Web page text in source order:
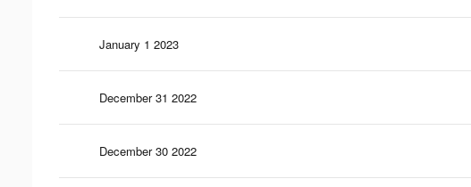
January 1 2023
December 31 2022
December 30 2022